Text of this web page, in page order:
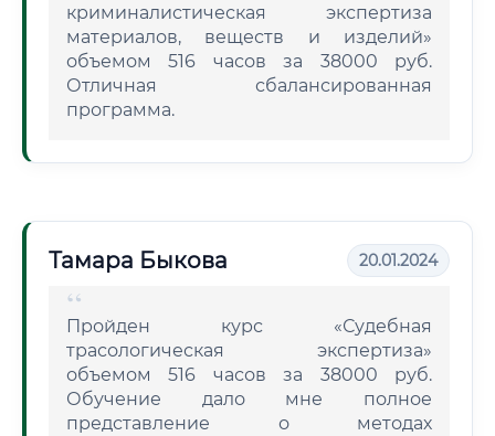
криминалистическая экспертиза
материалов, веществ и изделий»
объемом 516 часов за 38000 руб.
Отличная сбалансированная
программа.
Тамара Быкова 20.01.2024
Пройден курс «Судебная
трасологическая экспертиза»
объемом 516 часов за 38000 руб.
Обучение дало мне полное
представление о методах